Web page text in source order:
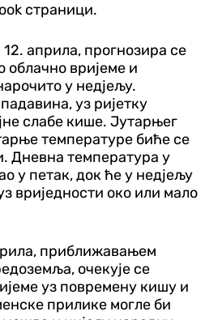
страници.
априла, прогнозира се
облачно вријеме и
у нед‌јељу.
уз ријетку
слабе кише. Јутарњег
температуре биће се
Дневна температура у
у петак, док ће у нед‌јељу
вриједности око или мало
приближавањем
очекује се
уз повремену кишу и
прилике могле би